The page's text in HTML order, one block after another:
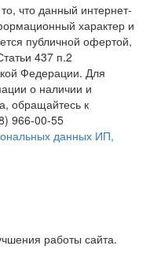
что данный интернет-
характер и
публичной офертой,
437 п.2
Федерации. Для
о наличии и
обращайтесь к
966-00-55
данных ИП,
работы сайта.